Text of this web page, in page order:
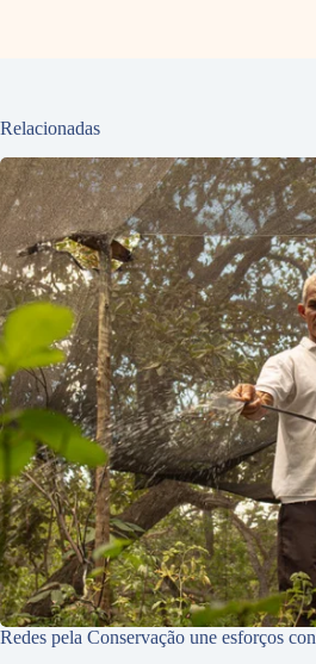
Relacionadas
Redes pela Conservação une esforços